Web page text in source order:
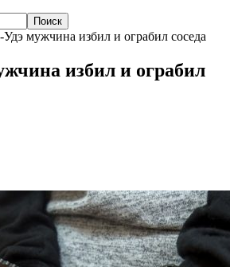
мужчина избил и ограбил соседа
избил и ограбил